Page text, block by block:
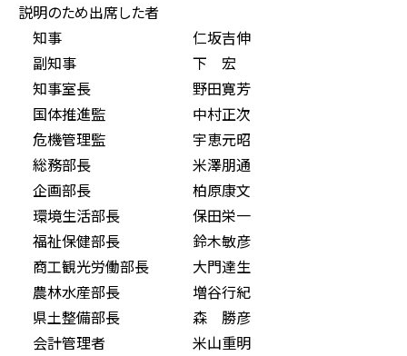
説明のため出席した者
知事 仁坂吉伸
副知事 下 宏
知事室長 野田寛芳
国体推進監 中村正次
危機管理監 宇恵元昭
総務部長 米澤朋通
企画部長 柏原康文
環境生活部長 保田栄一
福祉保健部長 鈴木敏彦
商工観光労働部長 大門達生
農林水産部長 増谷行紀
県土整備部長 森 勝彦
会計管理者 米山重明